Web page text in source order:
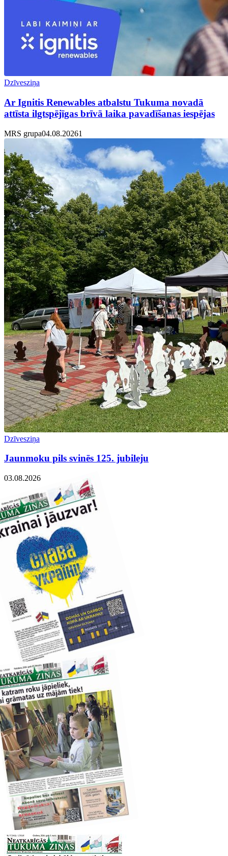
Dzīvesziņa
Ar Ignitis Renewables atbalstu Tukuma novadā
attīsta ilgtspējīgas brīvā laika pavadīšanas iespējas
MRS grupa04.08.20261
Dzīvesziņa
Jaunmoku pils svinēs 125. jubileju
03.08.2026